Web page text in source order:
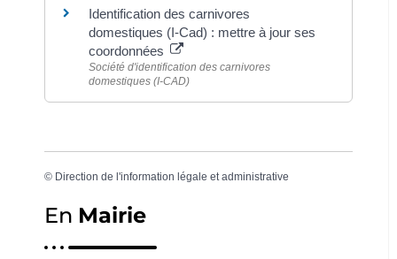
Identification des carnivores
domestiques (I-Cad) : mettre à jour ses
coordonnées
Société d'identification des carnivores
domestiques (I-CAD)
© Direction de l'information légale et administrative
En Mairie